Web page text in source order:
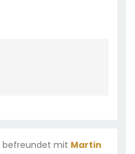
befreundet mit Martin